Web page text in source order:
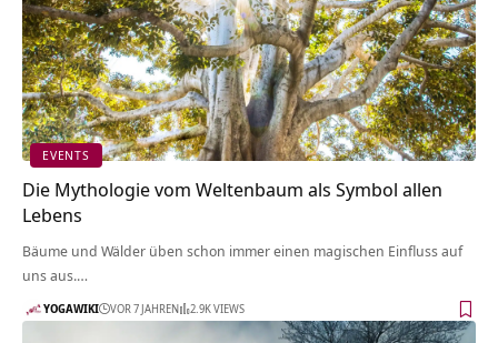
EVENTS
Die Mythologie vom Weltenbaum als Symbol allen
Lebens
Bäume und Wälder üben schon immer einen magischen Einfluss auf
uns aus.…
YOGAWIKI VOR 7 JAHREN 2.9K VIEWS